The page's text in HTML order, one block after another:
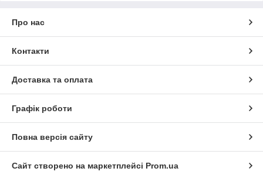
Про нас
Контакти
Доставка та оплата
Графік роботи
Повна версія сайту
Сайт створено на маркетплейсі Prom.ua